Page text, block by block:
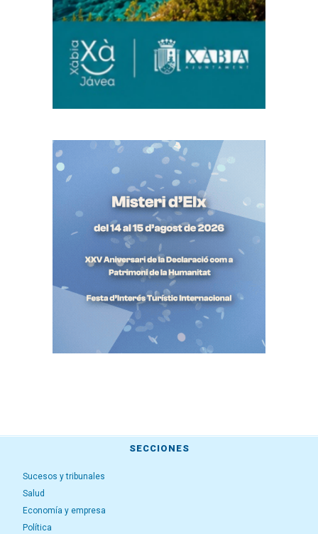
SECCIONES
Sucesos y tribunales
Salud
Economía y empresa
Política